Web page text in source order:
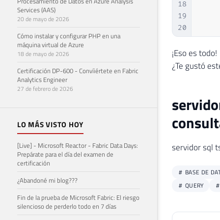
Services (AAS)
20 de mayo de 2026
Cómo instalar y configurar PHP en una
máquina virtual de Azure
18 de mayo de 2026
Certificación DP-600 - Convíiértete en Fabric
Analytics Engineer
27 de febrero de 2026
LO MÁS VISTO HOY
[Live] - Microsoft Reactor - Fabric Data Days:
Prepárate para el día del examen de
certificación
¿Abandoné mi blog???
Fin de la prueba de Microsoft Fabric: El riesgo
silencioso de perderlo todo en 7 días
18
19
20
21
22
23
27
28
30
32
¡Eso es todo!
¿Te gustó
servidor sql
BASE DE
QUERY